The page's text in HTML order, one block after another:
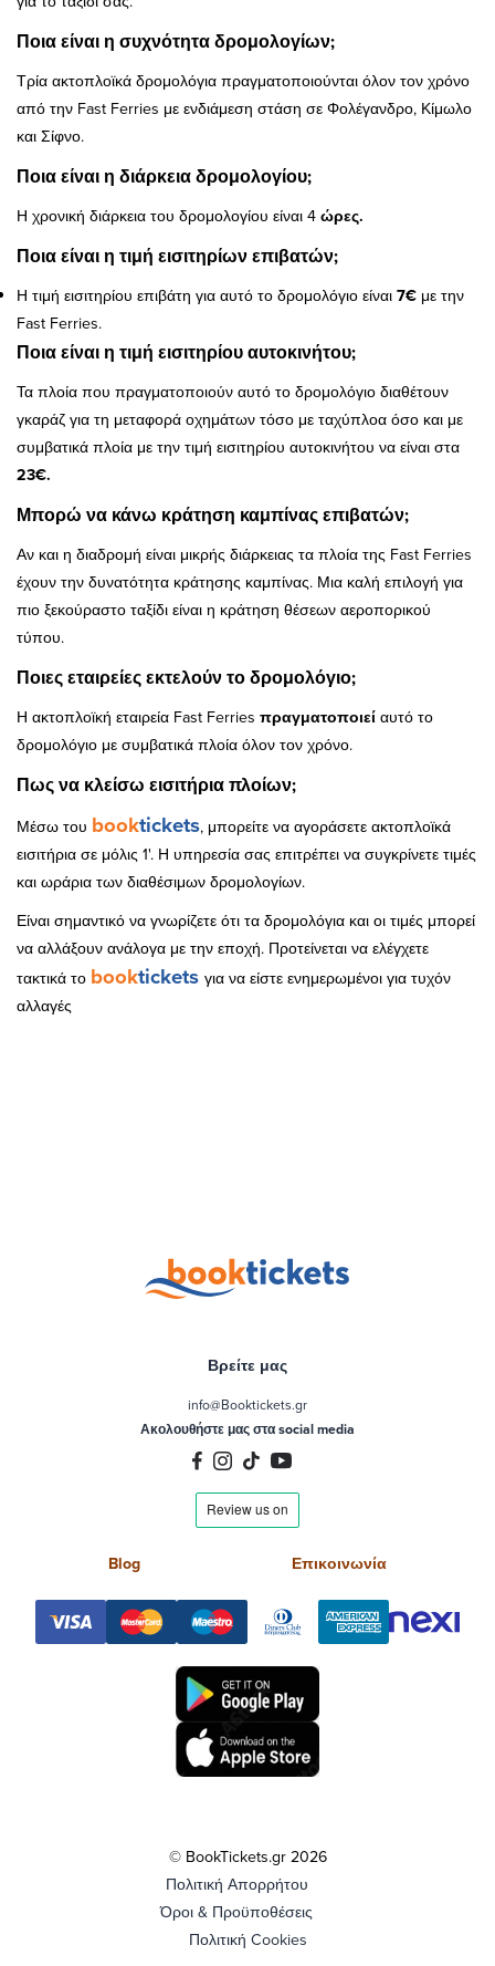
Ποια είναι η συχνότητα δρομολογίων;
Τρία ακτοπλοϊκά δρομολόγια πραγματοποιούνται όλον τον χρόνο
από την Fast Ferries με ενδιάμεση στάση σε Φολέγανδρο, Κίμωλο
και Σίφνο.
Ποια είναι η διάρκεια δρομολογίου;
Η χρονική διάρκεια του δρομολογίου είναι 4 ώρες.
Ποια είναι η τιμή εισιτηρίων επιβατών;
Η τιμή εισιτηρίου επιβάτη για αυτό το δρομολόγιο είναι 7€ με την
Fast Ferries.
Ποια είναι η τιμή εισιτηρίου αυτοκινήτου;
Τα πλοία που πραγματοποιούν αυτό το δρομολόγιο διαθέτουν
γκαράζ για τη μεταφορά οχημάτων τόσο με ταχύπλοα όσο και με
συμβατικά πλοία με την τιμή εισιτηρίου αυτοκινήτου να είναι στα
23€.
Μπορώ να κάνω κράτηση καμπίνας επιβατών;
Αν και η διαδρομή είναι μικρής διάρκειας τα πλοία της Fast Ferries
έχουν την δυνατότητα κράτησης καμπίνας. Μια καλή επιλογή για
πιο ξεκούραστο ταξίδι είναι η κράτηση θέσεων αεροπορικού
τύπου.
Ποιες εταιρείες εκτελούν το δρομολόγιο;
Η ακτοπλοϊκή εταιρεία Fast Ferries πραγματοποιεί αυτό το
δρομολόγιο με συμβατικά πλοία όλον τον χρόνο.
Πως να κλείσω εισιτήρια πλοίων;
Μέσω του booktickets, μπορείτε να αγοράσετε ακτοπλοϊκά
εισιτήρια σε μόλις 1'. Η υπηρεσία σας επιτρέπει να συγκρίνετε τιμές
και ωράρια των διαθέσιμων δρομολογίων.
Είναι σημαντικό να γνωρίζετε ότι τα δρομολόγια και οι τιμές μπορεί
να αλλάξουν ανάλογα με την εποχή. Προτείνεται να ελέγχετε
τακτικά το booktickets για να είστε ενημερωμένοι για τυχόν
αλλαγές
Βρείτε μας
info@Booktickets.gr
Ακολουθήστε μας στα social media
Blog Επικοινωνία
© BookTickets.gr 2026
Πολιτική Απορρήτου
Όροι & Προϋποθέσεις
Πολιτική Cookies